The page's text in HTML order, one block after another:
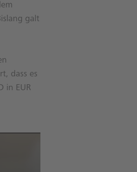
galt
dass es
in EUR